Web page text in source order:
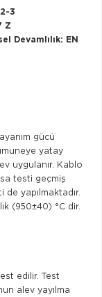
3
Z
Devamlılık: EN
gücü
yatay
uygulanır. Kablo
testi geçmiş
yapılmaktadır.
(950±40) °C dir.
edilir. Test
alev yayılma